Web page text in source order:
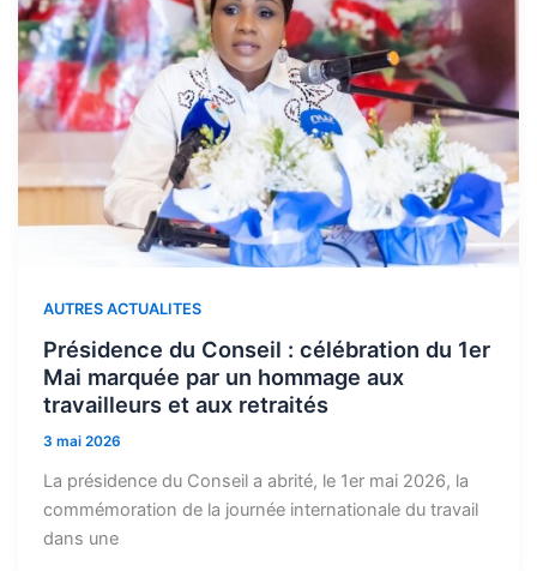
AUTRES ACTUALITES
Présidence du Conseil : célébration du 1er
Mai marquée par un hommage aux
travailleurs et aux retraités
3 mai 2026
La présidence du Conseil a abrité, le 1er mai 2026, la
commémoration de la journée internationale du travail
dans une